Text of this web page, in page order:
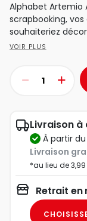
Alphabet Artemio
scrapbooking,
souhaiteriez
VOIR PLUS
Livraison à
à partir
Livraison
*au lieu de
Retrait en